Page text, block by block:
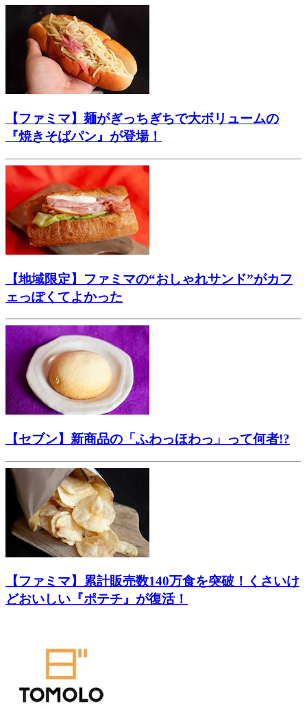
【ファミマ】麺がぎっちぎちで大ボリュームの
『焼きそばパン』が登場！
【地域限定】ファミマの“おしゃれサンド”がカフ
ェっぽくてよかった
【セブン】新商品の「ふわっほわっ」って何者!?
【ファミマ】累計販売数140万食を突破！くさいけ
どおいしい『ポテチ』が復活！